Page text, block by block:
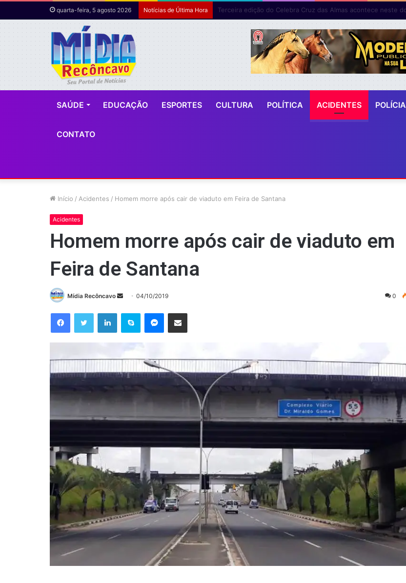
quarta-feira, 5 agosto 2026 Notícias de Última Hora
SAÚDE EDUCAÇÃO ESPORTES CULTURA POLÍTICA ACIDENTES POLÍCIA
CONTATO
Início / Acidentes / Homem morre após cair de viaduto em Feira de Santana
Acidentes
Homem morre após cair de viaduto em
Feira de Santana
Mídia Recôncavo
Mande
e-
04/10/2019 0
FacebookTwitter LinkedinSkype Messenger
Compartilhar via e-mail